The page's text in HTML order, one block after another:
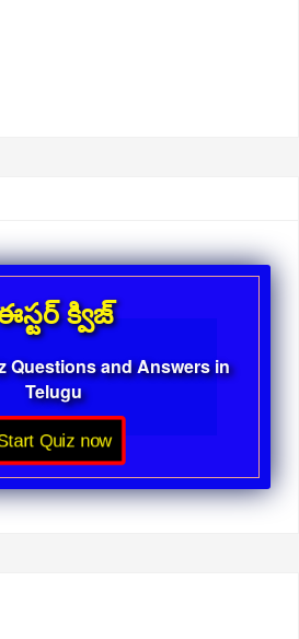
క్విజ్
Questions and Answers in
Telugu
Quiz now